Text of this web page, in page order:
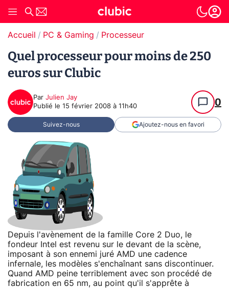
Accueil PC & Gaming Processeur
Quel processeur pour moins de 250
euros sur Clubic
Par Julien Jay
Publié le 15 février 2008 à 11h40 0
Suivez-nous Ajoutez-nous en favori
Depuis l'avènement de la famille Core 2 Duo, le
fondeur Intel est revenu sur le devant de la scène,
imposant à son ennemi juré AMD une cadence
infernale, les modèles s'enchaînant sans discontinuer.
Quand AMD peine terriblement avec son procédé de
fabrication en 65 nm, au point qu'il s'apprête à